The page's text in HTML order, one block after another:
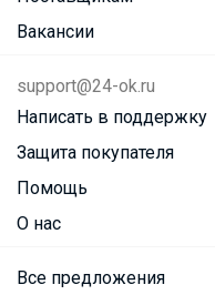
Вакансии
support@24-ok.ru
Написать в поддержку
Защита покупателя
Помощь
О нас
Все предложения